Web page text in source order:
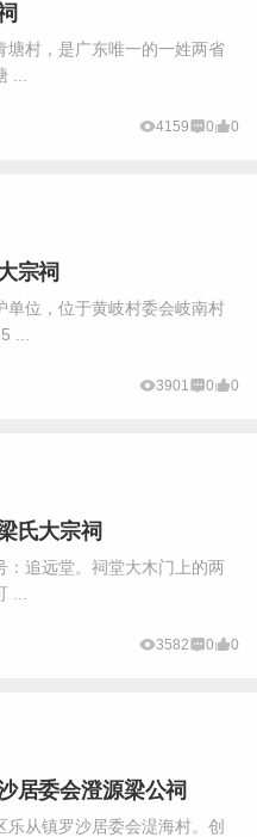
塘村，是广东唯一的一姓两省
...
4159 0 0
宗祠
单位，位于黄岐村委会岐南村
...
3901 0 0
氏大宗祠
：追远堂。祠堂大木门上的两
...
3582 0 0
居委会澄源梁公祠
从镇罗沙居委会湜海村。创